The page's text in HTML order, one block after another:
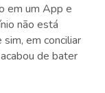
em um App e
não está
em conciliar
de bater